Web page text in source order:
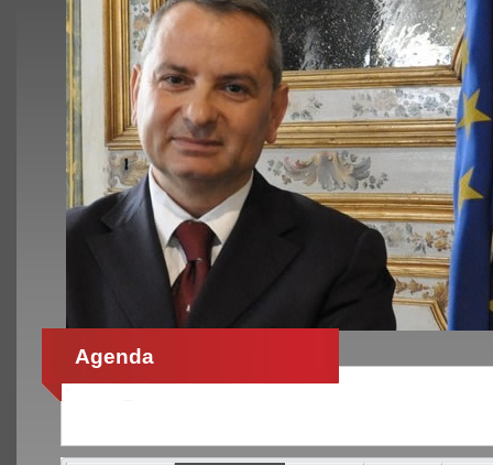
Agenda